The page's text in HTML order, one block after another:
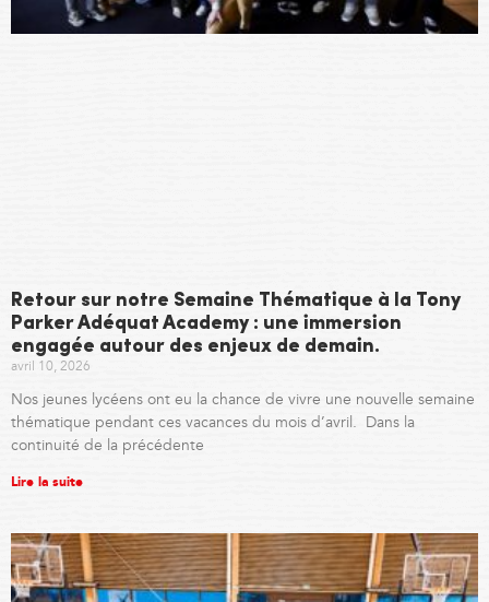
Retour sur notre Semaine Thématique à la Tony
Parker Adéquat Academy : une immersion
engagée autour des enjeux de demain.
avril 10, 2026
Nos jeunes lycéens ont eu la chance de vivre une nouvelle semaine
thématique pendant ces vacances du mois d’avril. Dans la
continuité de la précédente
Lire la suite